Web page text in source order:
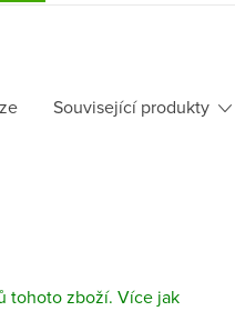
Související produkty
tohoto zboží. Více jak